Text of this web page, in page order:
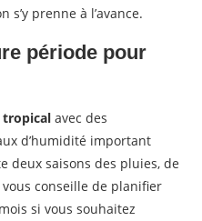
s’y prenne à l’avance.
période pour
tropical avec des
d’humidité important
deux saisons des pluies, de
conseille de planifier
si vous souhaitez